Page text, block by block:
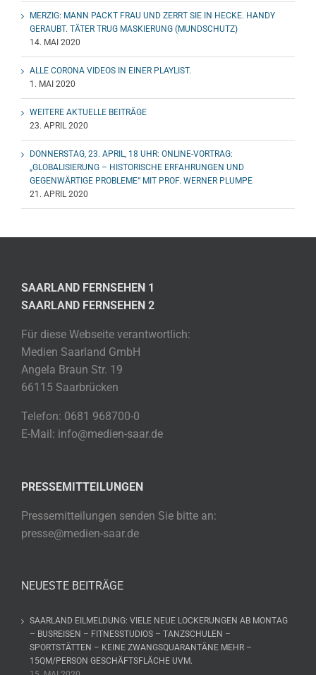
MERZIG: MANN PACKT FRAU UND ZERRT SIE IN HECKE. HANDY
GERAUBT. TÄTER TRUG MASKIERUNG (MUNDSCHUTZ)
14. MAI 2020
ALLE CORONA VIDEOS IN EINER PLAYLIST.
1. MAI 2020
WEITERE AKTUELLE BEITRÄGE
23. APRIL 2020
DONNERSTAG, 23. APRIL, 18 UHR: ONLINE-VORTRAG:
„GLOBALISIERUNG – HISTORISCHE ERFAHRUNGEN UND
GEGENWÄRTIGE PROBLEME“ MIT PROF. WERNER PLUMPE
21. APRIL 2020
SAARLAND FERNSEHEN 1
SAARLAND FERNSEHEN 2
Für diese Webseite verantwortlich:
Medien Saarland GmbH
Angela Braun Str. 19
66115 Saarbrücken
Telefon: 0681 968700-0
E-Mail: info@medien-saar.de
PRESSEMITTEILUNGEN
Pressemitteilungen senden Sie bitte an:
presse@medien-saar.de
NEUESTE BEITRÄGE
SAARLAND EILMELDUNG: VIELE NEUE LOCKERUNGEN AB MONTAG
– BUSREISEN – FITNESSTUDIOS – TANZSCHULEN –
SPORTSTÄTTEN – KEINE ZWANGSQUARANTÄNE MEHR –
15QM/PERSON GESCHÄFTSFLÄCHE UVM.